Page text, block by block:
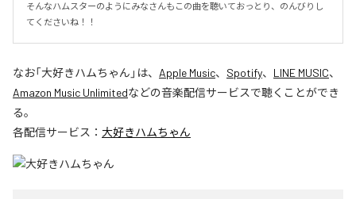
そんなハムスターのようにみなさんもこの曲を聴いておっとり、のんびりし
てくださいね！！
なお「大好きハムちゃん 」は、 Apple Music、 Spotify、 LINE MUSIC、
Amazon Music Unlimitedなどの音楽配信サービスで聴くことができ
る。
各配信サービス： 大好きハムちゃん